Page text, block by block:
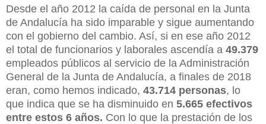
Desde el año 2012 la caída de personal en la Junta
de Andalucía ha sido imparable y sigue aumentando
con el gobierno del cambio. Así, si en ese año 2012
el total de funcionarios y laborales ascendía a 49.379
empleados públicos al servicio de la Administración
General de la Junta de Andalucía, a finales de 2018
eran, como hemos indicado, 43.714 personas, lo
que indica que se ha disminuido en 5.665 efectivos
entre estos 6 años. Con lo que la prestación de los